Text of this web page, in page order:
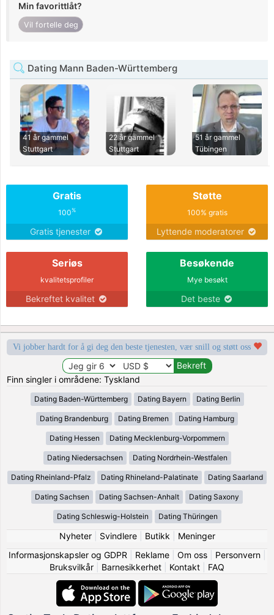
Min favorittlåt?
Vil fortelle deg
Dating Mann Baden-Württemberg
41 år gammel
Stuttgart
22 år gammel
Stuttgart
51 år gammel
Tübingen
Gratis
100%
Gratis tjenester
Støtte
100% gratis
Lyttende moderatorer
Seriøs
kvalitetsprofiler
Bekreftet kvalitet
Besøkende
Mye besøkt
Det beste
Vi jobber hardt for å gi deg den beste tjenesten, vær snill og støtt oss
Finn singler i områdene: Tyskland
Dating Baden-Württemberg Dating Bayern Dating Berlin
Dating Brandenburg Dating Bremen Dating Hamburg
Dating Hessen Dating Mecklenburg-Vorpommern
Dating Niedersachsen Dating Nordrhein-Westfalen
Dating Rheinland-Pfalz Dating Rhineland-Palatinate Dating Saarland
Dating Sachsen Dating Sachsen-Anhalt Dating Saxony
Dating Schleswig-Holstein Dating Thüringen
Nyheter| Svindlere| Butikk
Meninger
Informasjonskapsler og GDPR
Reklame| Om oss| Personvern|
Bruksvilkår
Barnesikkerhet Kontakt FAQ